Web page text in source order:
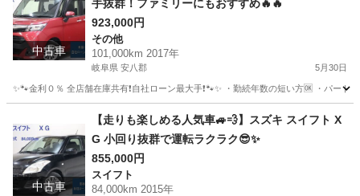
中古車
手抜群！ファミリーにもおすすめ🔥🔥
923,000円
その他
101,000km 2017年
岐阜県 安八郡 5月30日
✨🐾金利０％ 全店舗在庫共有❗️自社ローン最大手❗️🐾✨ ・勤続年数の短い方🆗 ・パー
その他 タンク
中古車
【走りも楽しめる人気車🚙💨】スズキ スイフト X
G 小回り抜群で運転ラクラク😎✨
855,000円
スイフト
84,000km 2015年